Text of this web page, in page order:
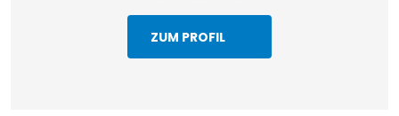
ZUM PROFIL